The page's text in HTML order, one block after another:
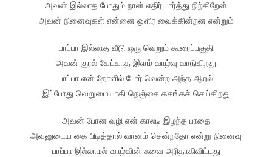
அவன் இல்லாத போதும் நான் எதிர் பார்த்து நிற்கிறேன்
அவன் நினைவுகள் என்னை ஒளிர வைக்கின்றன என்றும்
பாப்பா இல்லாத வீடு ஒரு வெறும் கூரைப்பகுதி
அவன் குரல் கேட்காத இளம் வாழ்வு வாடுகிறது
பாப்பா என் தோளில் போர் வென்ற அந்த ஆறல்
இப்போது வெறுமையாகி நெஞ்சை கசங்கச் செய்கிறது
அவன் போன வழி என் காலடி இழந்த பாதை
அவனுடைய கை பிடித்தால் வானம் சென்றதோ என்று நினைவு
பாப்பா இல்லாமல் வாழ்வின் சுவை அரிதாகிவிட்டது